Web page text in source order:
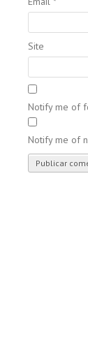
Site
Notify me of
Notify me of